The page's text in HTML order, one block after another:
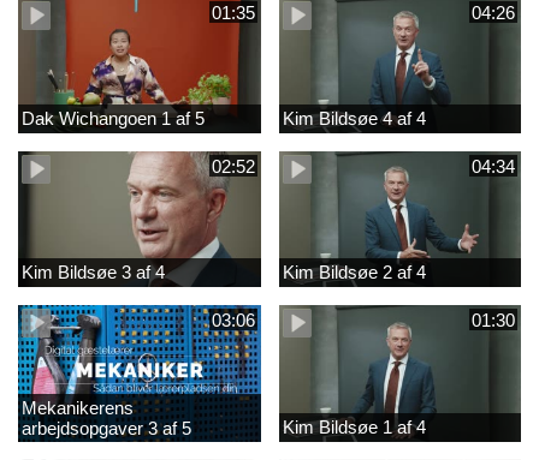
01:35
Dak Wichangoen 1 af 5
04:26
Kim Bildsøe 4 af 4
02:52
Kim Bildsøe 3 af 4
04:34
Kim Bildsøe 2 af 4
03:06
Mekanikerens
arbejdsopgaver 3 af 5
(lærepladssøgning)
01:30
Kim Bildsøe 1 af 4